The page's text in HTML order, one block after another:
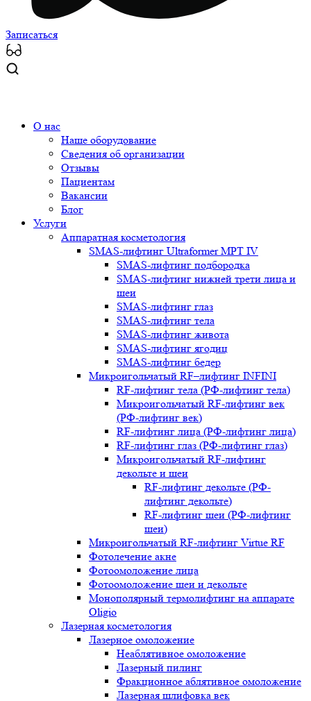
Записаться
О нас
Наше оборудование
Сведения об организации
Отзывы
Пациентам
Вакансии
Блог
Услуги
Аппаратная косметология
SMAS-лифтинг Ultraformer MPT IV
SMAS-лифтинг подбородка
SMAS-лифтинг нижней трети лица и
шеи
SMAS-лифтинг глаз
SMAS-лифтинг тела
SMAS-лифтинг живота
SMAS-лифтинг ягодиц
SMAS-лифтинг бедер
Микроигольчатый RF–лифтинг INFINI
RF-лифтинг тела (РФ-лифтинг тела)
Микроигольчатый RF-лифтинг век
(РФ-лифтинг век)
RF-лифтинг лица (РФ-лифтинг лица)
RF-лифтинг глаз (РФ-лифтинг глаз)
Микроигольчатый RF-лифтинг
декольте и шеи
RF-лифтинг декольте (РФ-
лифтинг декольте)
RF-лифтинг шеи (РФ-лифтинг
шеи)
Микроигольчатый RF-лифтинг Virtue RF
Фотолечение акне
Фотоомоложение лица
Фотоомоложение шеи и декольте
Монополярный термолифтинг на аппарате
Oligio
Лазерная косметология
Лазерное омоложение
Неаблятивное омоложение
Лазерный пилинг
Фракционное аблятивное омоложение
Лазерная шлифовка век